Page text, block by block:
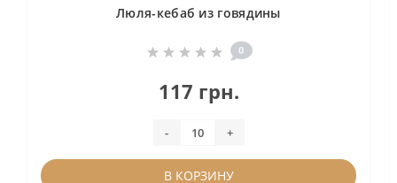
Люля-кебаб из говядины
0
117 грн.
- +
В КОРЗИНУ